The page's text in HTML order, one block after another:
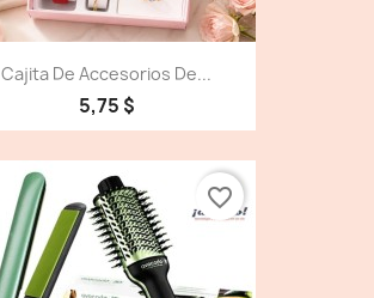
Cajita De Accesorios De...
5,75 $
favorite_border